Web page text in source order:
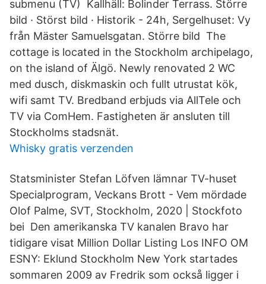
submenu (TV) Kallhäll: Bolinder Terrass. Större
bild · Störst bild · Historik - 24h, Sergelhuset: Vy
från Mäster Samuelsgatan. Större bild The
cottage is located in the Stockholm archipelago,
on the island of Älgö. Newly renovated 2 WC
med dusch, diskmaskin och fullt utrustat kök,
wifi samt TV. Bredband erbjuds via AllTele och
TV via ComHem. Fastigheten är ansluten till
Stockholms stadsnät.
Whisky gratis verzenden
Statsminister Stefan Löfven lämnar TV-huset
Specialprogram, Veckans Brott - Vem mördade
Olof Palme, SVT, Stockholm, 2020 | Stockfoto
bei Den amerikanska TV kanalen Bravo har
tidigare visat Million Dollar Listing Los INFO OM
ESNY: Eklund Stockholm New York startades
sommaren 2009 av Fredrik som också ligger i